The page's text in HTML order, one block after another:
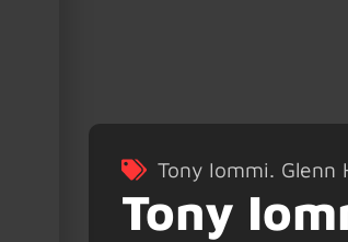
Tony Iommi. Glenn
Tony